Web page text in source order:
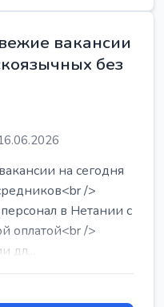
вакансии
без
на сегодня
/>
в Нетании с
оплатой<br />